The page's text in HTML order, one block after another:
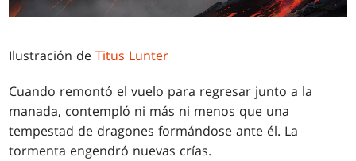
Ilustración deTitus Lunter
Cuando remontó el vuelo para regresar junto a la
manada, contempló ni más ni menos que una
tempestad de dragones formándose ante él. La
tormenta engendró nuevas crías.